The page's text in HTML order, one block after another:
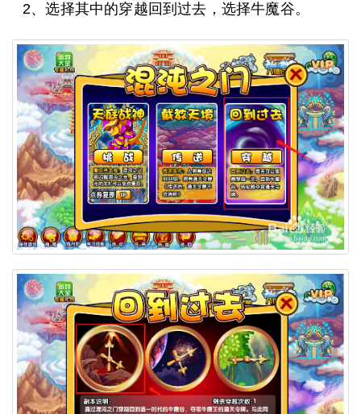
2、选择其中的穿越回到过去，选择牛魔谷。